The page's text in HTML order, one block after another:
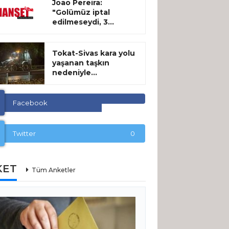
Joao Pereira:
"Golümüz iptal
edilmeseydi, 3...
Tokat-Sivas kara yolu
yaşanan taşkın
nedeniyle...
Facebook
Twitter 0
Tüm Anketler